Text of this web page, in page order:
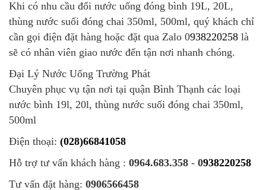
Khi có nhu cầu đổi nước uống đóng bình 19L, 20L,
thùng nước suối đóng chai 350ml, 500ml, quý khách chỉ
cần gọi điện đặt hàng hoặc đặt qua Zalo 0938220258 là
sẽ có nhân viên giao nước đến tận nơi nhanh chóng.
Đại Lý Nước Uống Trường Phát
Chuyên phục vụ tận nơi tại quận Bình Thạnh các loại
nước bình 19l, 20l, thùng nước suối đóng chai 350ml,
500ml
Điện thoại: (028)66841058
Hỗ trợ tư vấn khách hàng : 0964.683.358 - 0938220258
Tư vấn đặt hàng: 0906566458